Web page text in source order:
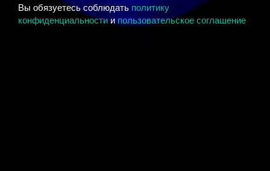
Вы обязуетесь соблюдать политику
конфиденциальностиипользовательское соглашение